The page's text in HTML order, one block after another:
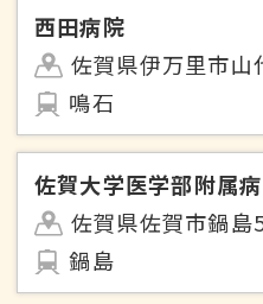
西田病院
佐賀県伊万里市山
鳴石
佐賀大学医学部附属
佐賀県佐賀市鍋島
鍋島